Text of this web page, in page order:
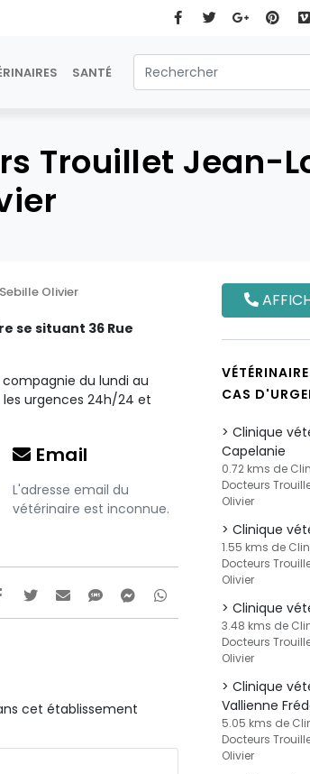
SANTÉ
Trouillet Jean-
Olivier
se situant 36 Rue
du lundi au
urgences 24h/24 et
Email
L'adresse email du
vétérinaire est inconnue.
cet établissement
CAS
Clinique
Capelanie
0.72 kms de
Docteurs
Olivier
Clinique
1.55 kms de
Docteurs
Olivier
Clinique
3.48 kms de
Docteurs
Olivier
Clinique
Vallienne
5.05 kms de
Docteurs
Olivier